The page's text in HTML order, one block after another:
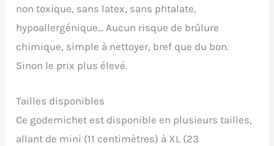
non toxique, sans latex, sans phtalate,
hypoallergénique… Aucun risque de brûlure
chimique, simple à nettoyer, bref que du bon.
Sinon le prix plus élevé.
Tailles disponibles
Ce godemichet est disponible en plusieurs tailles,
allant de mini (11 centimètres) à XL (23